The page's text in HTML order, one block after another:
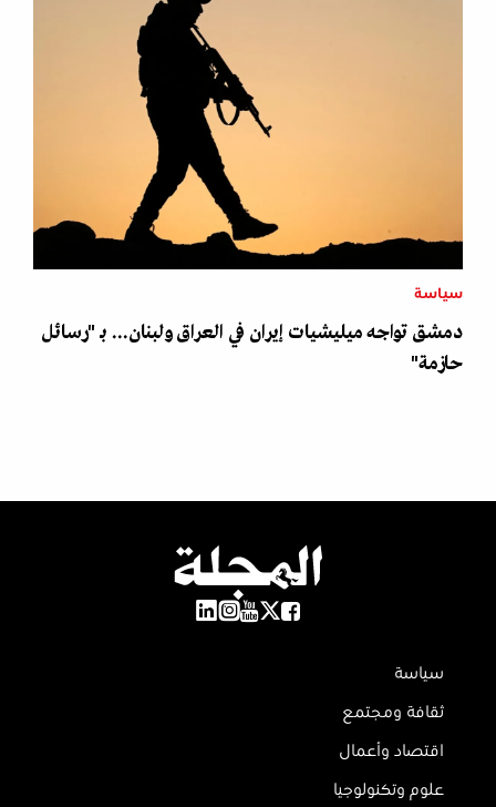
سياسة
دمشق تواجه ميليشيات إيران في العراق ولبنان... بـ "رسائل
حازمة"
سياسة
ثقافة ومجتمع
اقتصاد وأعمال
علوم وتكنولوجيا